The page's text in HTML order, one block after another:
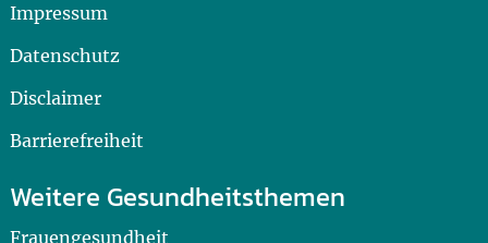
Impressum
Datenschutz
Disclaimer
Barrierefreiheit
Weitere Gesundheitsthemen
Frauengesundheit